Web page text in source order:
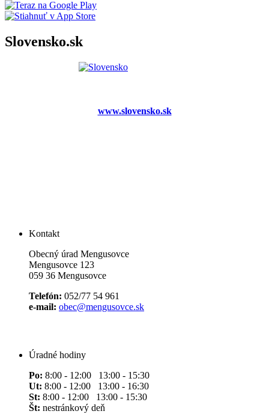
Slovensko.sk
www.slovensko.sk
Kontakt
Obecný úrad Mengusovce
Mengusovce 123
059 36 Mengusovce
Telefón: 052/77 54 961
e-mail: obec@mengusovce.sk
Úradné hodiny
Po: 8:00 - 12:00 13:00 - 15:30
Ut: 8:00 - 12:00 13:00 - 16:30
St: 8:00 - 12:00 13:00 - 15:30
Št: nestránkový deň